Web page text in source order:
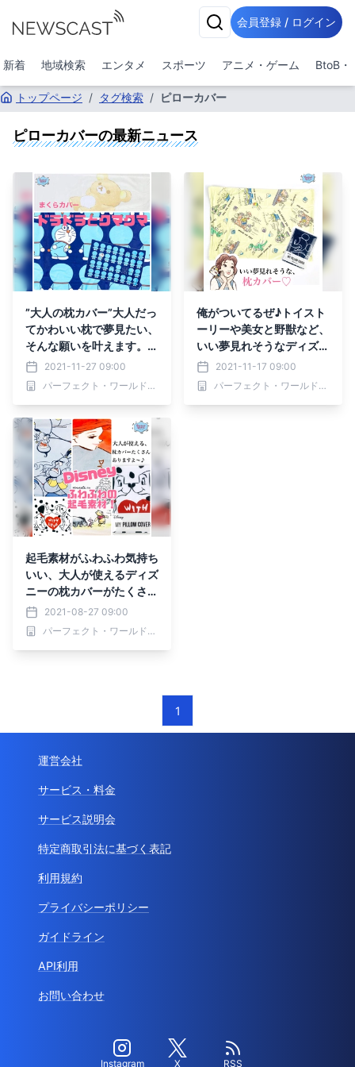
会員登録 / ログイン
新着 地域検索 エンタメ スポーツ アニメ・ゲーム BtoB・
トップページ / タグ検索 / ピローカバー
ピローカバーの最新ニュース
”大人の枕カバー”大人だっ
てかわいい枕で夢見たい、
そんな願いを叶えます。ド
ラえもんとリラックマでお
やすみなさい。
2021-11-27 09:00
パーフェクト・ワールド株式会社
俺がついてるぜ♪トイスト
ーリーや美女と野獣など、
いい夢見れそうなディズニ
ーの枕カバー♡起毛素材が
気持ちい良いんです！
2021-11-17 09:00
パーフェクト・ワールド株式会社
起毛素材がふわふわ気持ち
いい、大人が使えるディズ
ニーの枕カバーがたくさん
ありますよ～♪キャラクタ
ーも様々、あなたのお気に
入りを探してみて！
2021-08-27 09:00
パーフェクト・ワールド株式会社
1
運営会社
サービス・料金
サービス説明会
特定商取引法に基づく表記
利用規約
プライバシーポリシー
ガイドライン
API利用
お問い合わせ
Instagram X RSS